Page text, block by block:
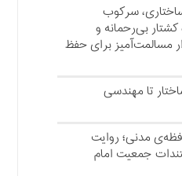
سرکوب
بی‌رحمانه و
مسالمت‌آمیز برای حفظ
تا مهندسی
مدنی؛ روایت
جمعیت امام